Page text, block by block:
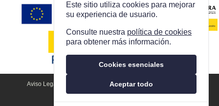
Aviso Legal Política De Privacidad Política De Cookies
Este sitio utiliza cookies para mejorar
su experiencia de usuario.
Consulte nuestra política de cookies
para obtener más información.
Cookies esenciales
Aceptar todo